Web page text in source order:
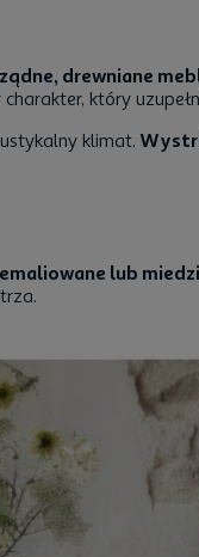
drewniane
który
klimat.
emaliowane lub